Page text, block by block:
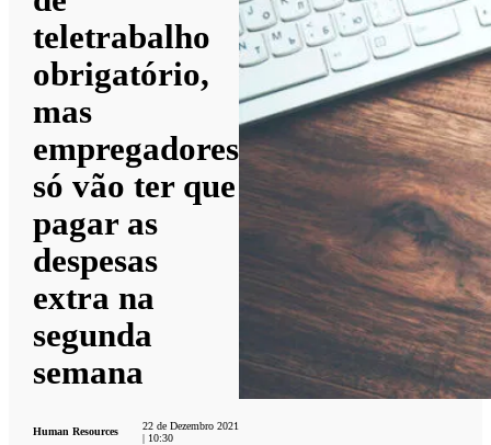
teletrabalho
obrigatório,
mas
empregadores
só vão ter que
pagar as
despesas
extra na
segunda
semana
Human Resources
22 de Dezembro 2021
| 10:30